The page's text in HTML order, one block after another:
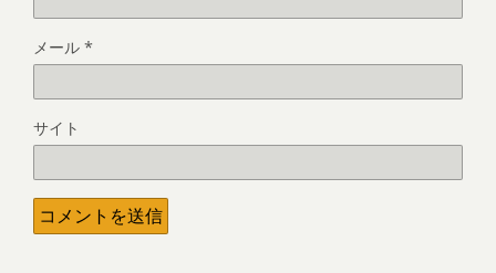
メール *
サイト